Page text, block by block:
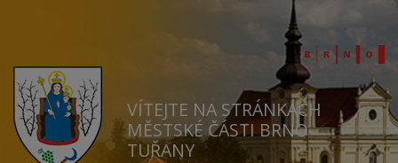
VÍTEJTE NA STRÁNKÁCH
MĚSTSKÉ ČÁSTI BRNO
TUŘANY